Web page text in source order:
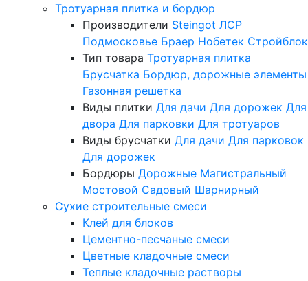
Тротуарная плитка и бордюр
Производители Steingot ЛСР
Подмосковье Браер Нобетек Стройблок
Тип товара Тротуарная плитка
Брусчатка Бордюр, дорожные элементы
Газонная решетка
Виды плитки Для дачи Для дорожек Для
двора Для парковки Для тротуаров
Виды брусчатки Для дачи Для парковок
Для дорожек
Бордюры Дорожные Магистральный
Мостовой Садовый Шарнирный
Сухие строительные смеси
Клей для блоков
Цементно-песчаные смеси
Цветные кладочные смеси
Теплые кладочные растворы